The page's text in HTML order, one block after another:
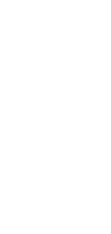
Werbung
von